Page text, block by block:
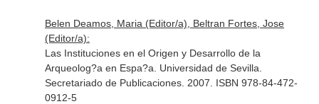
Belen Deamos, Maria (Editor/a), Beltran Fortes, Jose
(Editor/a):
Las Instituciones en el Origen y Desarrollo de la
Arqueolog?a en Espa?a. Universidad de Sevilla.
Secretariado de Publicaciones. 2007. ISBN 978-84-472-
0912-5